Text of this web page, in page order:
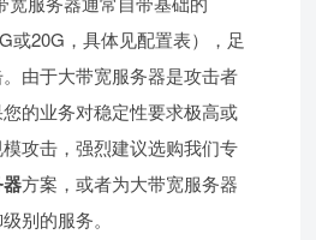
或20G，具体见配置表），足
由于大带宽服务器是攻击者
的业务对稳定性要求极高或
攻击，强烈建议选购我们专
方案，或者为大带宽服务器
别的服务。